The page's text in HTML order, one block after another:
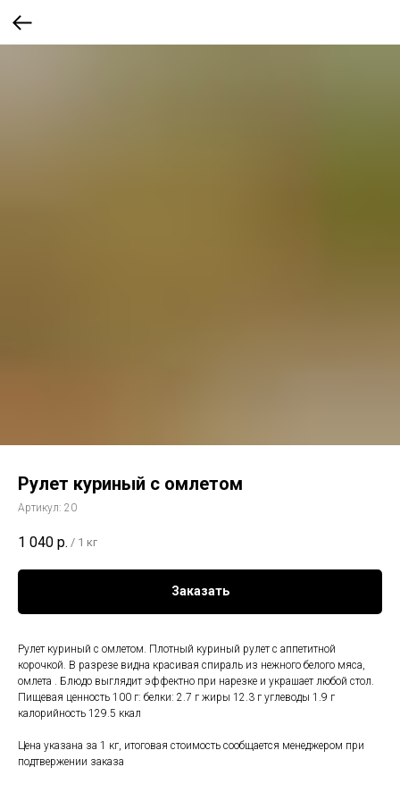
Рулет куриный с омлетом
Артикул: 20
1 040 р. / 1 кг
Заказать
Рулет куриный с омлетом. Плотный куриный рулет с аппетитной
корочкой. В разрезе видна красивая спираль из нежного белого мяса,
омлета . Блюдо выглядит эффектно при нарезке и украшает любой стол.
Пищевая ценность 100 г: белки: 2.7 г жиры 12.3 г углеводы 1.9 г
калорийность 129.5 ккал
Цена указана за 1 кг, итоговая стоимость сообщается менеджером при
подтвержении заказа